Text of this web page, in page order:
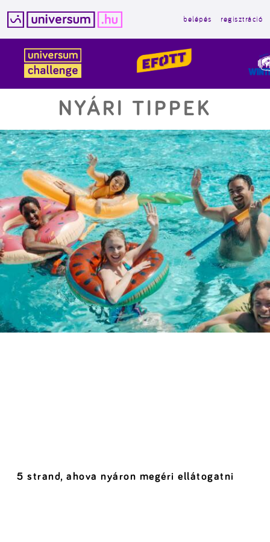
tartalomba
belépés regisztráció
NYÁRI TIPPEK
5 strand, ahova nyáron megéri ellátogatni